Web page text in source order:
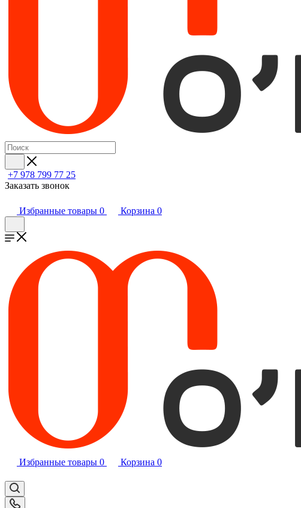
+7 978 799 77 25
Заказать звонок
Избранные товары 0 Корзина 0
Избранные товары 0 Корзина 0